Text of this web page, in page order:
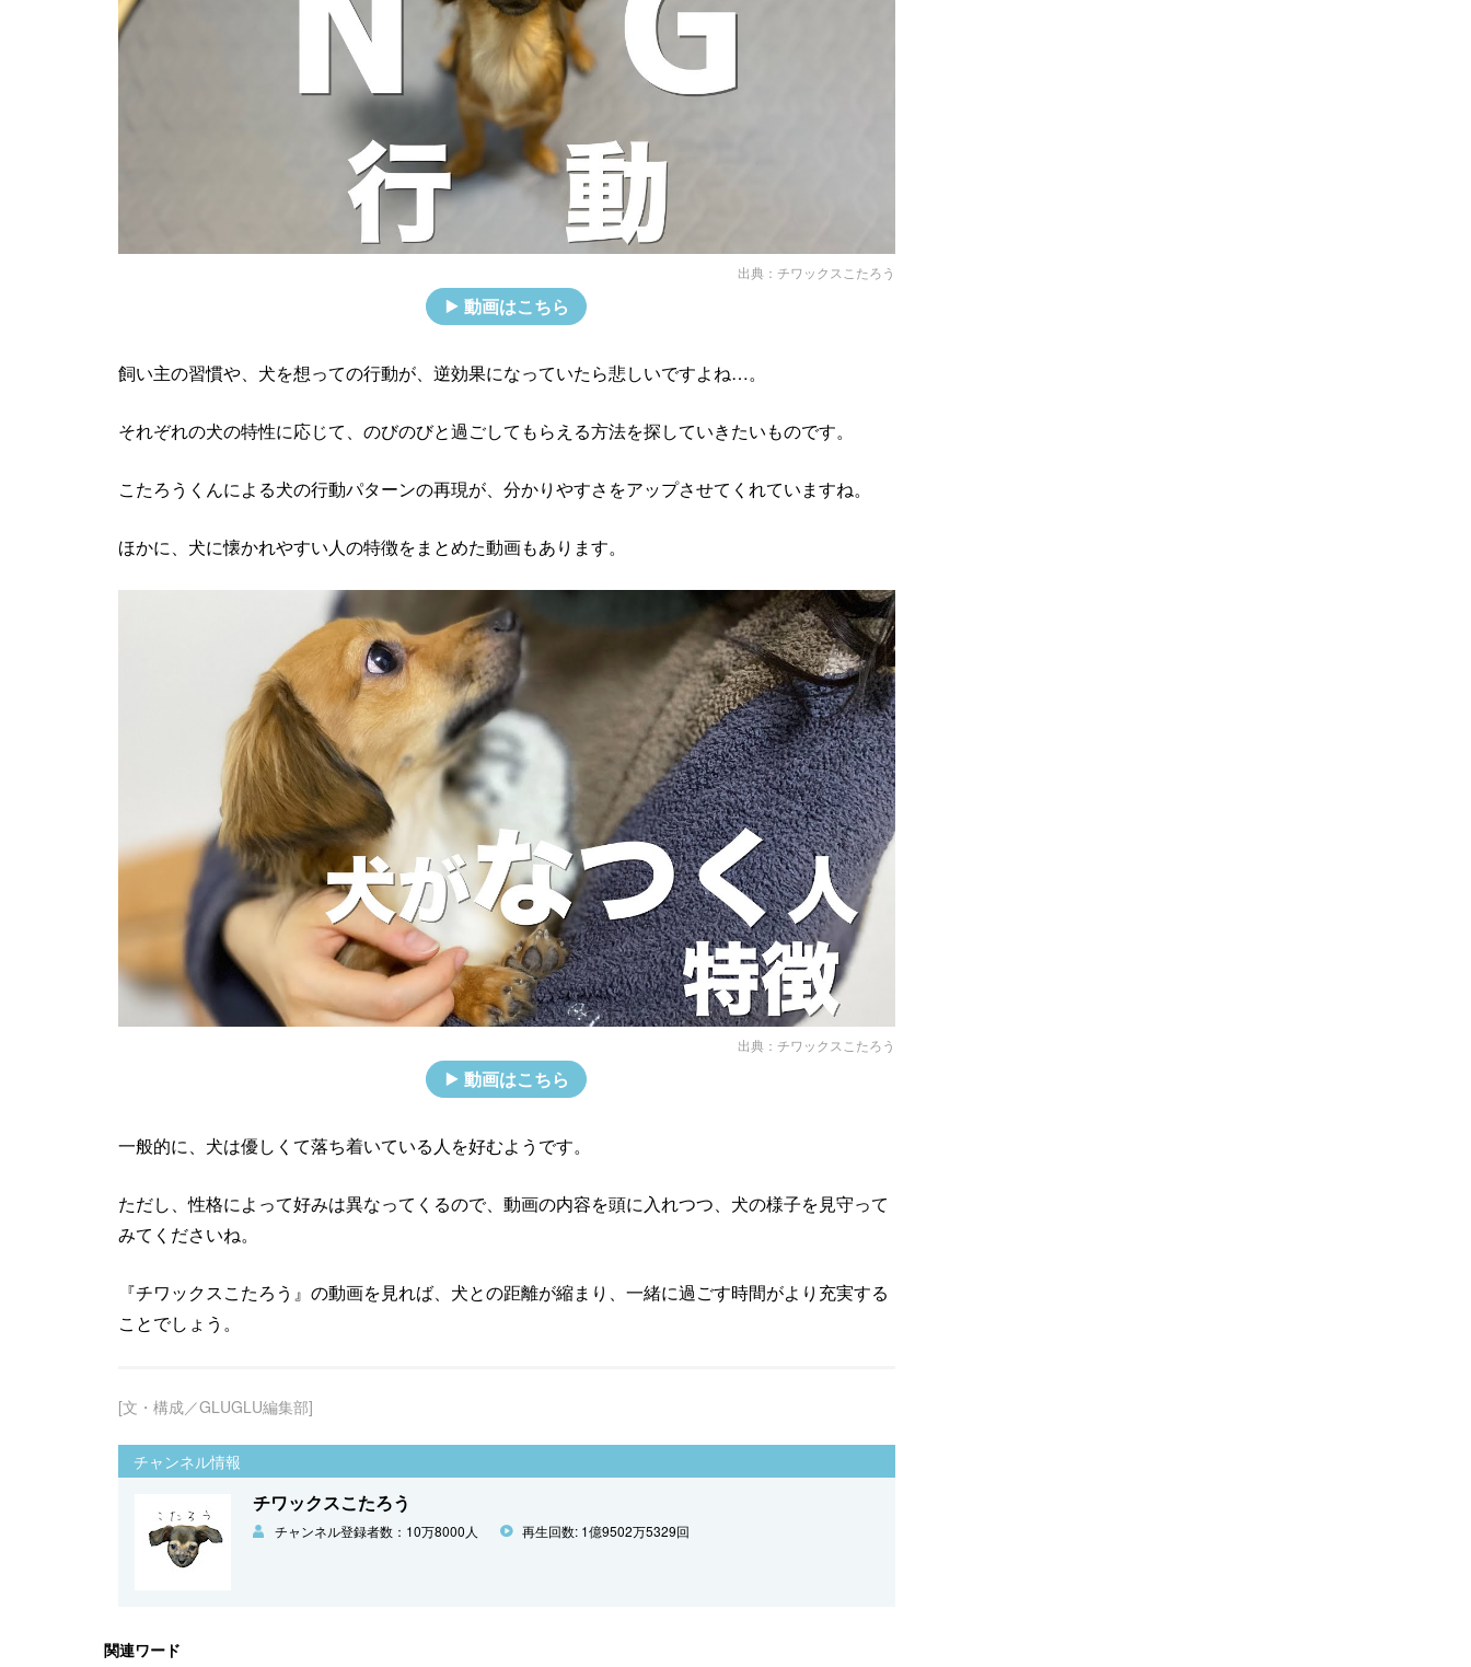
出典： チワックスこたろう
動画はこちら
飼い主の習慣や、犬を想っての行動が、逆効果になっていたら悲しいですよね…。
それぞれの犬の特性に応じて、のびのびと過ごしてもらえる方法を探していきたいものです。
こたろうくんによる犬の行動パターンの再現が、分かりやすさをアップさせてくれていますね。
ほかに、犬に懐かれやすい人の特徴をまとめた動画もあります。
出典： チワックスこたろう
動画はこちら
一般的に、犬は優しくて落ち着いている人を好むようです。
ただし、性格によって好みは異なってくるので、動画の内容を頭に入れつつ、犬の様子を見守って
みてくださいね。
『チワックスこたろう』の動画を見れば、犬との距離が縮まり、一緒に過ごす時間がより充実する
ことでしょう。
[文・構成／GLUGLU編集部]
チャンネル情報
チワックスこたろう
チャンネル登録者数：10万8000人 再生回数: 1億9502万5329回
関連ワード